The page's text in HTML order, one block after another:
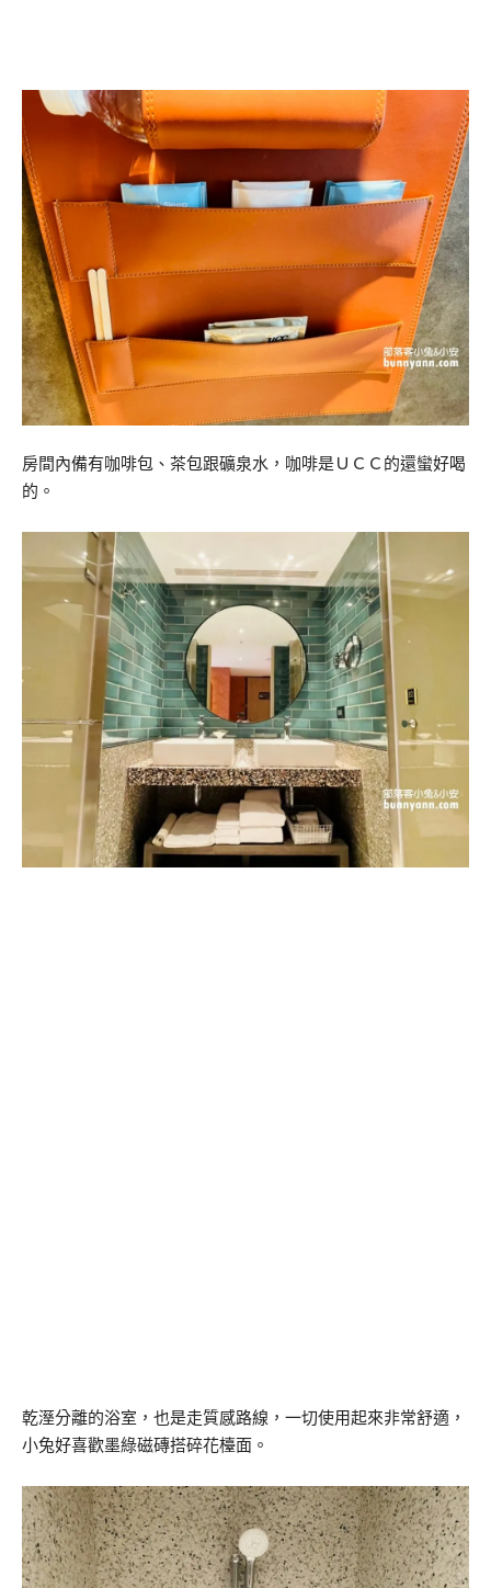
房間內備有咖啡包、茶包跟礦泉水，咖啡是ＵＣＣ的還蠻好喝
的。
乾溼分離的浴室，也是走質感路線，一切使用起來非常舒適，
小兔好喜歡墨綠磁磚搭碎花檯面。